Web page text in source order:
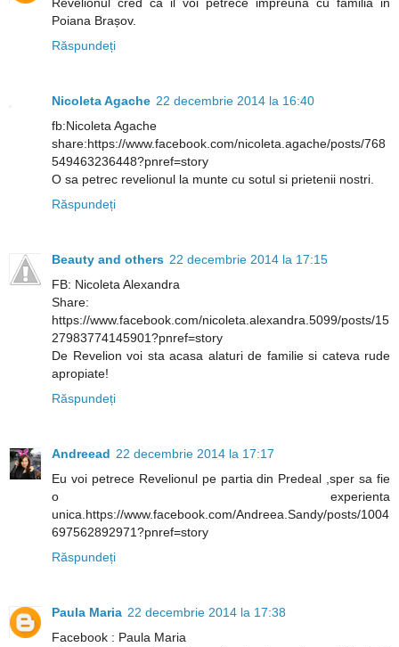
Poiana Brașov.
Răspundeți
Nicoleta Agache 22 decembrie 2014 la 16:40
fb:Nicoleta Agache
share:https://www.facebook.com/nicoleta.agache/posts/768
549463236448?pnref=story
O sa petrec revelionul la munte cu sotul si prietenii nostri.
Răspundeți
Beauty and others 22 decembrie 2014 la 17:15
FB: Nicoleta Alexandra
Share:
https://www.facebook.com/nicoleta.alexandra.5099/posts/15
27983774145901?pnref=story
De Revelion voi sta acasa alaturi de familie si cateva rude
apropiate!
Răspundeți
Andreead 22 decembrie 2014 la 17:17
Eu voi petrece Revelionul pe partia din Predeal ,sper sa fie
o experienta
unica.https://www.facebook.com/Andreea.Sandy/posts/1004
697562892971?pnref=story
Răspundeți
Paula Maria 22 decembrie 2014 la 17:38
Facebook : Paula Maria